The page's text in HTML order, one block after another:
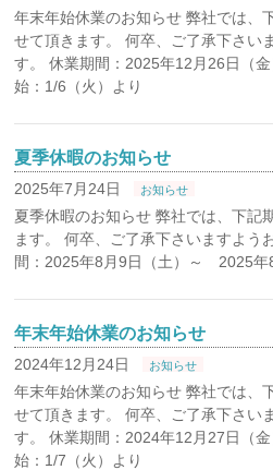
年末年始休業のお知らせ 弊社では、
せて頂きます。 何卒、ご了承下さい
す。 休業期間：2025年12月26日（
始：1/6（火）より
夏季休暇のお知らせ
2025年7月24日 お知らせ
夏季休暇のお知らせ 弊社では、下記
ます。 何卒、ご了承下さいますよう
間：2025年8月9日（土）～ 2025年
年末年始休業のお知らせ
2024年12月24日 お知らせ
年末年始休業のお知らせ 弊社では、
せて頂きます。 何卒、ご了承下さい
す。 休業期間：2024年12月27日（
始：1/7（火）より